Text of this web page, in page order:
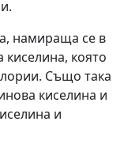
намираща се в
която
Също така
киселина и
и